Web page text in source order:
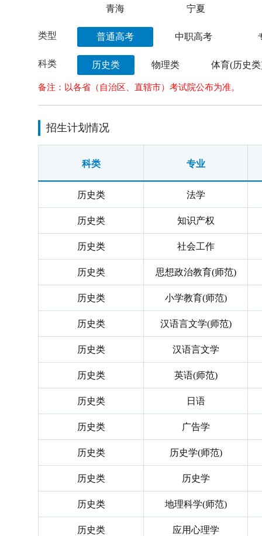
青海 宁夏
类型 普通高考 中职高考
科类 历史类 物理类 体育(历史
备注：以各省（自治区、直辖市）考试院公布为准。
招生计划情况
科类 专业
历史类 法学
历史类 知识产权
历史类 社会工作
历史类 思想政治教育(师范)
历史类 小学教育(师范)
历史类 汉语言文学(师范)
历史类 汉语言文学
历史类 英语(师范)
历史类 日语
历史类 广告学
历史类 历史学(师范)
历史类 历史学
历史类 地理科学(师范)
历史类 应用心理学